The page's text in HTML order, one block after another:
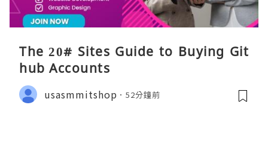
The 20# Sites Guide to Buying Git
hub Accounts
usasmmitshop 52分鐘前